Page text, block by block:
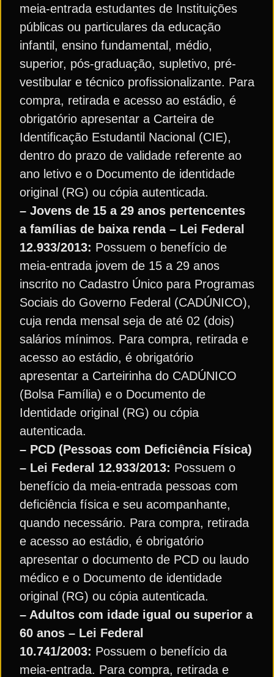
meia-entrada estudantes de Instituições
públicas ou particulares da educação
infantil, ensino fundamental, médio,
superior, pós-graduação, supletivo, pré-
vestibular e técnico profissionalizante. Para
compra, retirada e acesso ao estádio, é
obrigatório apresentar a Carteira de
Identificação Estudantil Nacional (CIE),
dentro do prazo de validade referente ao
ano letivo e o Documento de identidade
original (RG) ou cópia autenticada.
– Jovens de 15 a 29 anos pertencentes
a famílias de baixa renda – Lei Federal
12.933/2013: Possuem o benefício de
meia-entrada jovem de 15 a 29 anos
inscrito no Cadastro Único para Programas
Sociais do Governo Federal (CADÚNICO),
cuja renda mensal seja de até 02 (dois)
salários mínimos. Para compra, retirada e
acesso ao estádio, é obrigatório
apresentar a Carteirinha do CADÚNICO
(Bolsa Família) e o Documento de
Identidade original (RG) ou cópia
autenticada.
– PCD (Pessoas com Deficiência Física)
– Lei Federal 12.933/2013: Possuem o
benefício da meia-entrada pessoas com
deficiência física e seu acompanhante,
quando necessário. Para compra, retirada
e acesso ao estádio, é obrigatório
apresentar o documento de PCD ou laudo
médico e o Documento de identidade
original (RG) ou cópia autenticada.
– Adultos com idade igual ou superior a
60 anos – Lei Federal
10.741/2003: Possuem o benefício da
meia-entrada. Para compra, retirada e